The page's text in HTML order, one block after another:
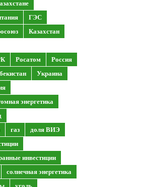
ГЭС
Казахстан
Росатом
Россия
Украина
энергетика
газ
доля ВИЭ
инвестиции
солнечная энергетика
уголь